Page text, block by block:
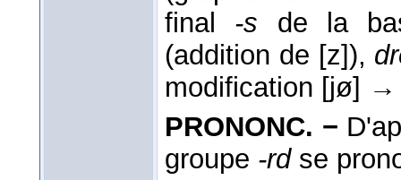
final -s de la
(addition de [z]),
modification [jø]
PRONONC. −
groupe -rdse